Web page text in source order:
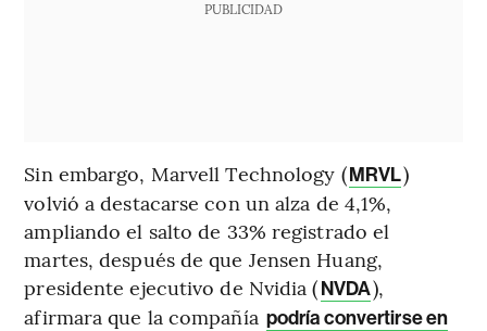
PUBLICIDAD
Sin embargo, Marvell Technology (MRVL)
volvió a destacarse con un alza de 4,1%,
ampliando el salto de 33% registrado el
martes, después de que Jensen Huang,
presidente ejecutivo de Nvidia (NVDA),
afirmara que la compañía podría convertirse en